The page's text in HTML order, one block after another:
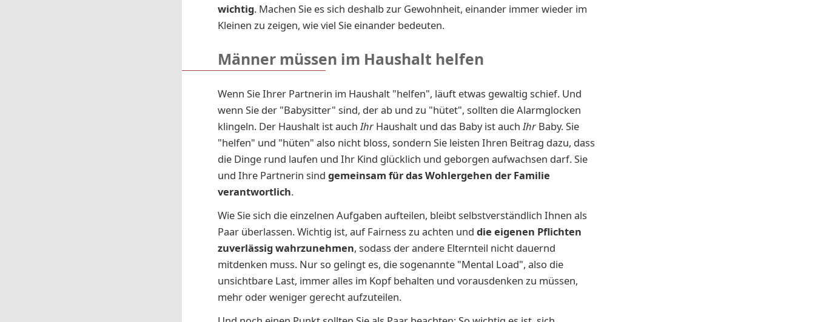
wichtig. Machen Sie es sich deshalb zur Gewohnheit, einander immer wieder im
Kleinen zu zeigen, wie viel Sie einander bedeuten.
Männer müssen im Haushalt helfen
Wenn Sie Ihrer Partnerin im Haushalt "helfen", läuft etwas gewaltig schief. Und
wenn Sie der "Babysitter" sind, der ab und zu "hütet", sollten die Alarmglocken
klingeln. Der Haushalt ist auchIhr Haushalt und das Baby ist auchIhr Baby. Sie
"helfen" und "hüten" also nicht bloss, sondern Sie leisten Ihren Beitrag dazu, dass
die Dinge rund laufen und Ihr Kind glücklich und geborgen aufwachsen darf. Sie
und Ihre Partnerin sind gemeinsam für das Wohlergehen der Familie
verantwortlich.
Wie Sie sich die einzelnen Aufgaben aufteilen, bleibt selbstverständlich Ihnen als
Paar überlassen. Wichtig ist, auf Fairness zu achten und die eigenen Pflichten
zuverlässig wahrzunehmen, sodass der andere Elternteil nicht dauernd
mitdenken muss. Nur so gelingt es, die sogenannte "Mental Load", also die
unsichtbare Last, immer alles im Kopf behalten und vorausdenken zu müssen,
mehr oder weniger gerecht aufzuteilen.